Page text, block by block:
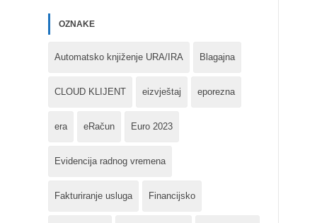
OZNAKE
Automatsko knjiženje URA/IRA Blagajna
CLOUD KLIJENT eizvještaj eporezna
era eRačun Euro 2023
Evidencija radnog vremena
Fakturiranje usluga Financijsko